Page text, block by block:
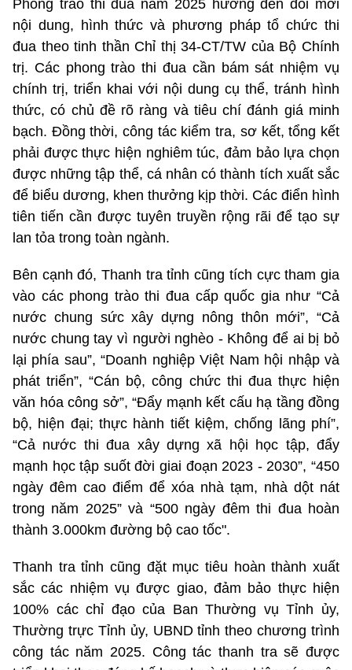
Phong trào thi đua năm 2025 hướng đến đổi mới
nội dung, hình thức và phương pháp tổ chức thi
đua theo tinh thần Chỉ thị 34-CT/TW của Bộ Chính
trị. Các phong trào thi đua cần bám sát nhiệm vụ
chính trị, triển khai với nội dung cụ thể, tránh hình
thức, có chủ đề rõ ràng và tiêu chí đánh giá minh
bạch. Đồng thời, công tác kiểm tra, sơ kết, tổng kết
phải được thực hiện nghiêm túc, đảm bảo lựa chọn
được những tập thể, cá nhân có thành tích xuất sắc
để biểu dương, khen thưởng kịp thời. Các điển hình
tiên tiến cần được tuyên truyền rộng rãi để tạo sự
lan tỏa trong toàn ngành.
Bên cạnh đó, Thanh tra tỉnh cũng tích cực tham gia
vào các phong trào thi đua cấp quốc gia như “Cả
nước chung sức xây dựng nông thôn mới”, “Cả
nước chung tay vì người nghèo - Không để ai bị bỏ
lại phía sau”, “Doanh nghiệp Việt Nam hội nhập và
phát triển”, “Cán bộ, công chức thi đua thực hiện
văn hóa công sở”, “Đẩy mạnh kết cấu hạ tầng đồng
bộ, hiện đại; thực hành tiết kiệm, chống lãng phí”,
“Cả nước thi đua xây dựng xã hội học tập, đẩy
mạnh học tập suốt đời giai đoạn 2023 - 2030”, “450
ngày đêm cao điểm để xóa nhà tạm, nhà dột nát
trong năm 2025” và “500 ngày đêm thi đua hoàn
thành 3.000km đường bộ cao tốc".
Thanh tra tỉnh cũng đặt mục tiêu hoàn thành xuất
sắc các nhiệm vụ được giao, đảm bảo thực hiện
100% các chỉ đạo của Ban Thường vụ Tỉnh ủy,
Thường trực Tỉnh ủy, UBND tỉnh theo chương trình
công tác năm 2025. Công tác thanh tra sẽ được